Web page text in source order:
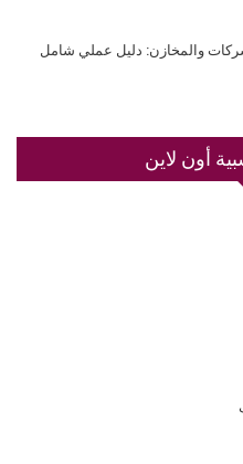
والمخازن: دليل عملي شامل
أون لاين